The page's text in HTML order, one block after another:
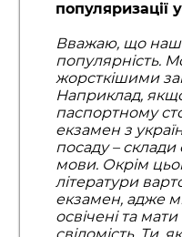
популяризації
Вважаю, що
популярність.
жорсткішими
Наприклад,
паспортному
екзамен з
посаду – склади
мови. Окрім
літератури
екзамен, адже
освічені та
свідомість. Ти,